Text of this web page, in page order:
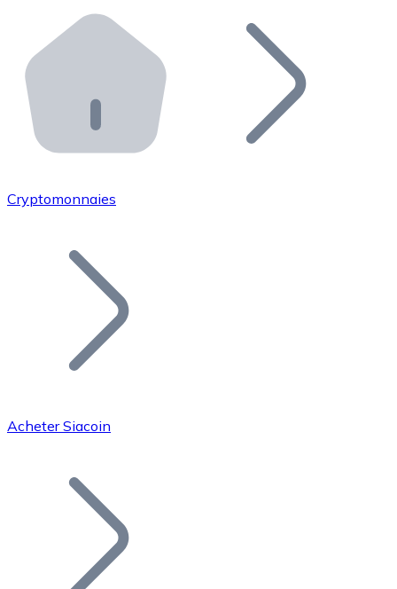
Distributeurs automatiques Bitnovo
Intégrez un ATM Bitnovo dans votre entreprise et
API Bitnovo
Intégrez notre API dans votre écosystème.
Rejoignez notre réseau de distributeurs et
Ajoutez le token de votre projet à notre service
Bitcoin
Cryptomonnaies
Acheter Siacoin